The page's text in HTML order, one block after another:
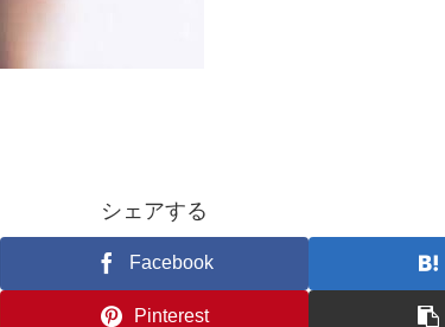
シェアする
Facebook
Pinterest